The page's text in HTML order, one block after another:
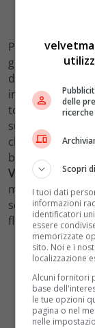
Per Blake Lively
grazie a
It Ends
del film, ha
top total white
sui
jeans
chicca. I jeans
bucherellata
Valentino
.
manca ancora
schermo,
floreal look per
delle
Scopri
I tuoi dati
informazioni
identificatori
essere
memorizzate
sito. Noi e i
localizzazione
Alcuni fornitori
base
le tue opzioni
pagina o nel
nelle